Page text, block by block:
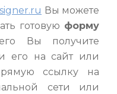
Вы можете
готовую форму
Вы получите
его на сайт или
ссылку на
сети или